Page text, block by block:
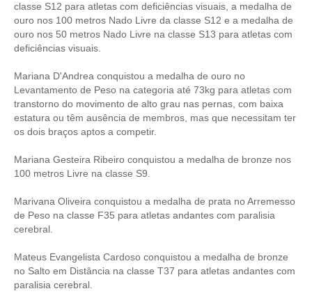
classe S12 para atletas com deficiências visuais, a medalha de
ouro nos 100 metros Nado Livre da classe S12 e a medalha de
ouro nos 50 metros Nado Livre na classe S13 para atletas com
deficiências visuais.
Mariana D'Andrea conquistou a medalha de ouro no
Levantamento de Peso na categoria até 73kg para atletas com
transtorno do movimento de alto grau nas pernas, com baixa
estatura ou têm ausência de membros, mas que necessitam ter
os dois braços aptos a competir.
Mariana Gesteira Ribeiro conquistou a medalha de bronze nos
100 metros Livre na classe S9.
Marivana Oliveira conquistou a medalha de prata no Arremesso
de Peso na classe F35 para atletas andantes com paralisia
cerebral.
Mateus Evangelista Cardoso conquistou a medalha de bronze
no Salto em Distância na classe T37 para atletas andantes com
paralisia cerebral.